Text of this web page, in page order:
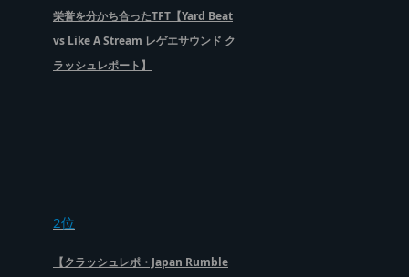
栄誉を分かち合ったTFT【Yard Beat
vs Like A Stream レゲエサウンド ク
ラッシュレポート】
2位
【クラッシュレポ・Japan Rumble